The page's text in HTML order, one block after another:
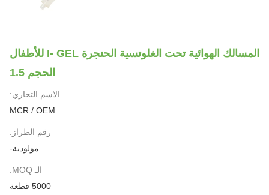
المسالك الهوائية تحت الغلوتسية الحنجرة I- GEL للأطفال
الحجم 1.5
الاسم التجاري:
MCR / OEM
رقم الطراز:
مولودية-
الـ MOQ:
5000 قطعة